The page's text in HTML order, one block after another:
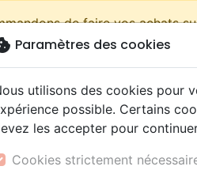
de faire vos achats
Paramètres des cookies
utilisons des cookies pour
possible. Certains
les accepter pour
Cookies strictement